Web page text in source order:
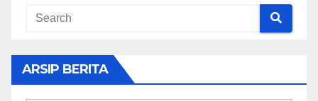
ARSIP BERITA